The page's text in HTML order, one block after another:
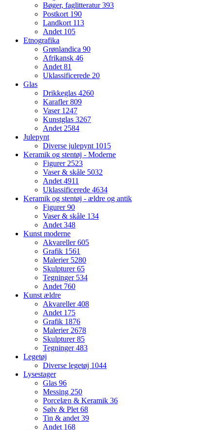
Bøger, faglitteratur393
Postkort 190
Landkort 113
Andet 105
Etnografika
Grønlandica 90
Afrikansk 46
Andet 81
Uklassificerede 20
Glas
Drikkeglas 4260
Karafler809
Vaser 1247
Kunstglas 3267
Andet 2584
Julepynt
Diverse julepynt 1015
Keramik og stentøj - Moderne
Figurer 2523
Vaser & skåle 5032
Andet 4911
Uklassificerede 4634
Keramik og stentøj - ældre og antik
Figurer90
Vaser & skåle 134
Andet 348
Kunst moderne
Akvareller605
Grafik 1561
Malerier 5280
Skulpturer65
Tegninger 534
Andet 760
Kunst ældre
Akvareller408
Andet 175
Grafik 1876
Malerier 2678
Skulpturer85
Tegninger483
Legetøj
Diverse legetøj 1044
Lysestager
Glas 96
Messing 250
Porcelæn & Keramik 36
Sølv & Plet 68
Tin & andet 39
Andet 168